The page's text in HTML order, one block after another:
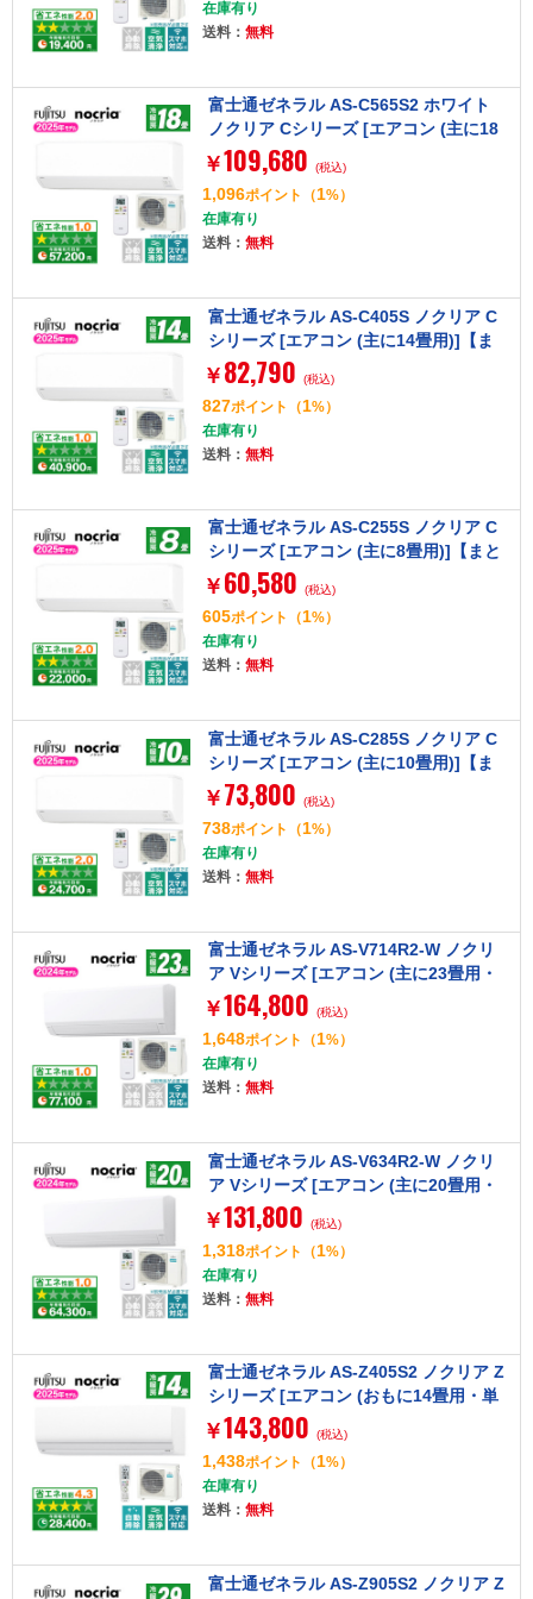
在庫有り
送料： 無料
富士通ゼネラル AS-C565S2 ホワイト
ノクリア Cシリーズ [エアコン (主に18
畳用・単相200V)]【まとめ買い対象B】
￥109,680 (税込)
1,096ポイント （1%）
在庫有り
送料： 無料
富士通ゼネラル AS-C405S ノクリア C
シリーズ [エアコン (主に14畳用)]【ま
とめ買い対象B】
￥ 82,790 (税込)
827ポイント （1%）
在庫有り
送料： 無料
富士通ゼネラル AS-C255S ノクリア C
シリーズ [エアコン (主に8畳用)]【まと
め買い対象B】
￥ 60,580 (税込)
605ポイント （1%）
在庫有り
送料： 無料
富士通ゼネラル AS-C285S ノクリア C
シリーズ [エアコン (主に10畳用)]【ま
とめ買い対象B】
￥ 73,800 (税込)
738ポイント （1%）
在庫有り
送料： 無料
富士通ゼネラル AS-V714R2-W ノクリ
ア Vシリーズ [エアコン (主に23畳用・
単相200V)]
￥164,800 (税込)
1,648ポイント （1%）
在庫有り
送料： 無料
富士通ゼネラル AS-V634R2-W ノクリ
ア Vシリーズ [エアコン (主に20畳用・
単相200V)]
￥131,800 (税込)
1,318ポイント （1%）
在庫有り
送料： 無料
富士通ゼネラル AS-Z405S2 ノクリア Z
シリーズ [エアコン (おもに14畳用・単
相200V)]【まとめ買い対象A】
￥143,800 (税込)
1,438ポイント （1%）
在庫有り
送料： 無料
富士通ゼネラル AS-Z905S2 ノクリア Z